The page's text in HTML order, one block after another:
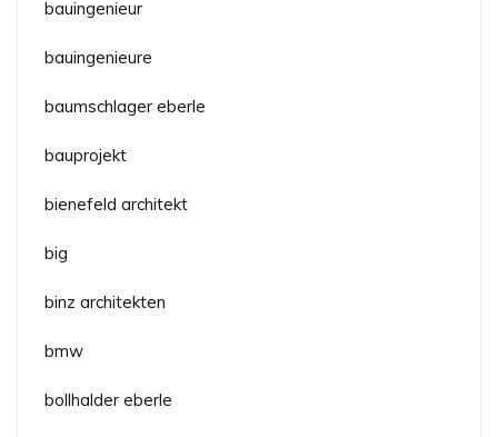
bauingenieur
bauingenieure
baumschlager eberle
bauprojekt
bienefeld architekt
big
binz architekten
bmw
bollhalder eberle